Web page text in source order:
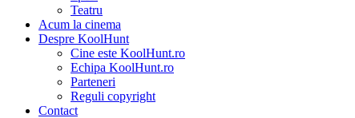
Teatru
Acum la cinema
Despre KoolHunt
Cine este KoolHunt.ro
Echipa KoolHunt.ro
Parteneri
Reguli copyright
Contact